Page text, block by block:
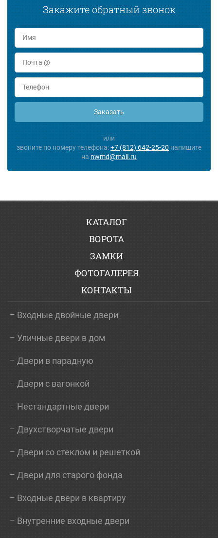
Закажите обратный звонок
Заказать
или
звоните по номеру телефона:+7 (812) 642-25-20 напишите
на nwmd@mail.ru
КАТАЛОГ
ВОРОТА
ЗАМКИ
ФОТОГАЛЕРЕЯ
КОНТАКТЫ
Входные двойные двери
Уличные двери в дом
Двери в парадную
Двери с вагонкой
Нестандартные двери
Двухстворчатые двери
Двери со стеклом и решеткой
Двери для старого фонда
Входные двери в квартиру
Внутренние входные двери